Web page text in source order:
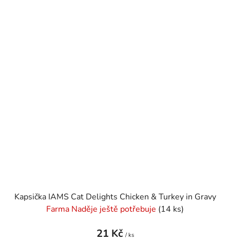
Kapsička IAMS Cat Delights Chicken & Turkey in Gravy
Farma Naděje ještě potřebuje (14 ks)
21 Kč / ks